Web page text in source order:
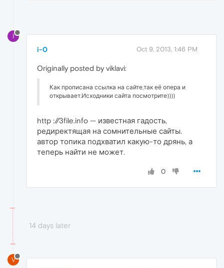
I
i-0 Oct 9, 2013, 1:46 PM
Originally posted by viklavi:
Как прописана ссылка на сайте,так её опера и
открывает.Исходники сайта посмотрите))))
http ://3file.info — известная гадость,
редиректящая на сомнительные сайты.
автор топика подхватил какую-то дрянь, а
теперь найти не может.
0
14 days later
V